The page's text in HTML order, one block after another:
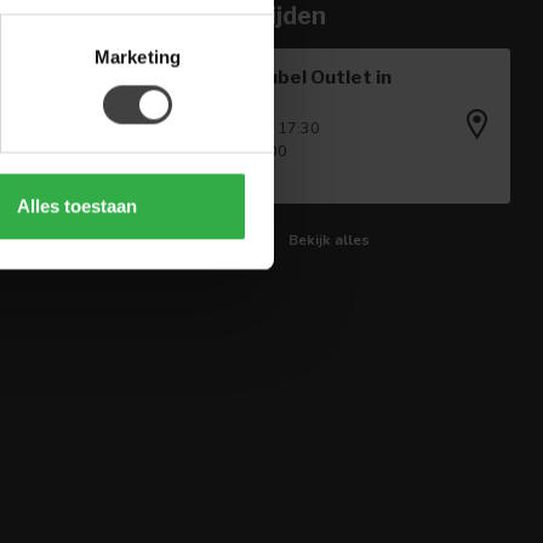
Marketing
Alles toestaan
Openingstijden
Houten Meubel Outlet in
Winkel
Ma - Vr: 09:00 - 17:30
Za: 09:00 - 17:00
Zo: Gesloten
Bekijk alles